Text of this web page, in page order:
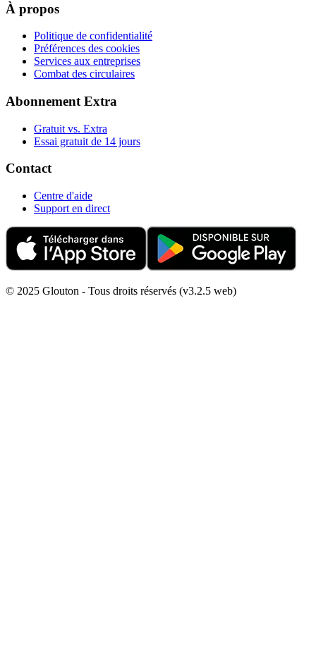
À propos
Politique de confidentialité
Préférences des cookies
Services aux entreprises
Combat des circulaires
Abonnement Extra
Gratuit vs. Extra
Essai gratuit de 14 jours
Contact
Centre d'aide
Support en direct
© 2025 Glouton - Tous droits réservés (v3.2.5 web)